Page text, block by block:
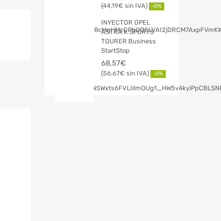
44,19€ -0%
INYECTOR OPEL
ASTRA K SPORTS
TOURER Business
StartStop
68,57€
56,67€ -0%